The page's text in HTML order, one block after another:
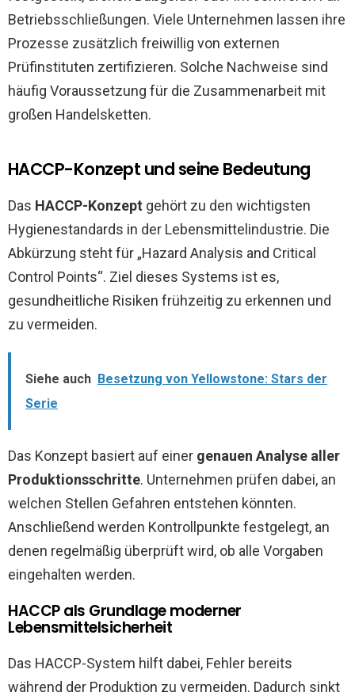
Betriebsschließungen. Viele Unternehmen lassen ihre
Prozesse zusätzlich freiwillig von externen
Prüfinstituten zertifizieren. Solche Nachweise sind
häufig Voraussetzung für die Zusammenarbeit mit
großen Handelsketten.
HACCP-Konzept und seine Bedeutung
Das HACCP-Konzept gehört zu den wichtigsten
Hygienestandards in der Lebensmittelindustrie. Die
Abkürzung steht für „Hazard Analysis and Critical
Control Points“. Ziel dieses Systems ist es,
gesundheitliche Risiken frühzeitig zu erkennen und
zu vermeiden.
Siehe auch Besetzung von Yellowstone: Stars der
Serie
Das Konzept basiert auf einer genauen Analyse aller
Produktionsschritte. Unternehmen prüfen dabei, an
welchen Stellen Gefahren entstehen könnten.
Anschließend werden Kontrollpunkte festgelegt, an
denen regelmäßig überprüft wird, ob alle Vorgaben
eingehalten werden.
HACCP als Grundlage moderner
Lebensmittelsicherheit
Das HACCP-System hilft dabei, Fehler bereits
während der Produktion zu vermeiden. Dadurch sinkt